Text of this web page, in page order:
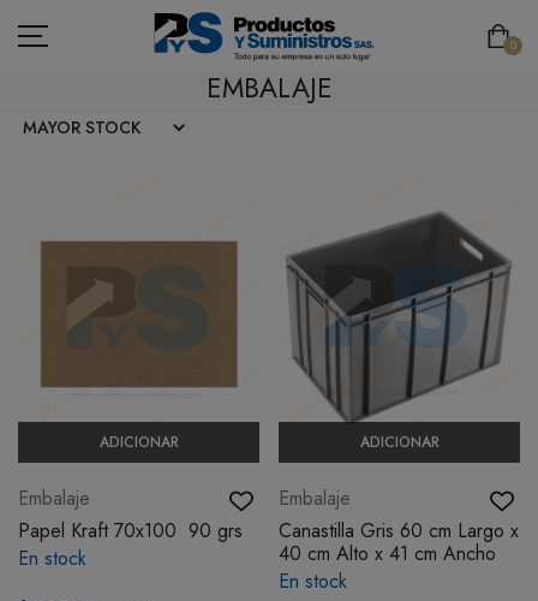
0
CAFETERÍA
TECNOLOGÍA
MOBILIARIO
EMBALAJE
BOTIQUÍN
EMBALAJE
ADICIONAR
Embalaje
Papel Kraft 70x100 90 grs
En stock
ADICIONAR
Embalaje
Canastilla Gris 60 cm Largo x
40 cm Alto x 41 cm Ancho
En stock